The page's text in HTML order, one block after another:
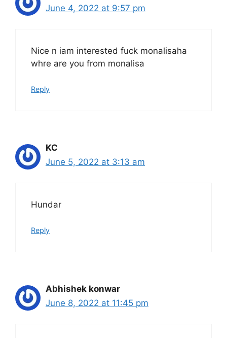
June 4, 2022 at 9:57 pm
Nice n iam interested fuck monalisaha
whre are you from monalisa
Reply
KC
June 5, 2022 at 3:13 am
Hundar
Reply
Abhishek konwar
June 8, 2022 at 11:45 pm